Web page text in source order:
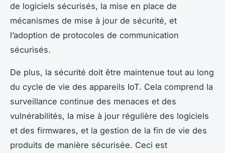
de logiciels sécurisés, la mise en place de
mécanismes de mise à jour de sécurité, et
l’adoption de protocoles de communication
sécurisés.
De plus, la sécurité doit être maintenue tout au long
du cycle de vie des appareils IoT. Cela comprend la
surveillance continue des menaces et des
vulnérabilités, la mise à jour régulière des logiciels
et des firmwares, et la gestion de la fin de vie des
produits de manière sécurisée. Ceci est